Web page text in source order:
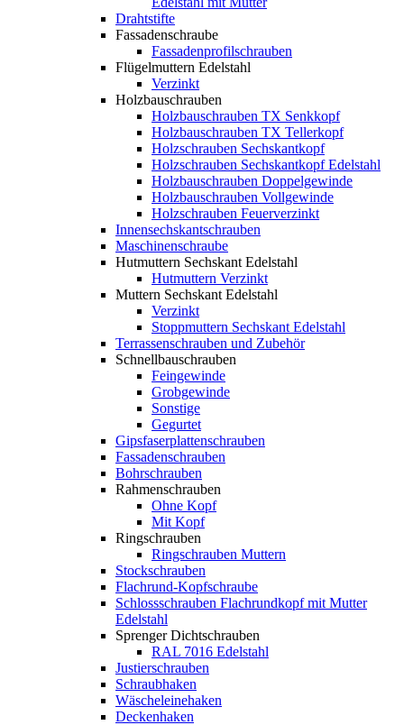
Drahtstifte
Fassadenschraube
Fassadenprofilschrauben
Flügelmuttern Edelstahl
Verzinkt
Holzbauschrauben
Holzbauschrauben TX Senkkopf
Holzbauschrauben TX Tellerkopf
Holzschrauben Sechskantkopf
Holzschrauben Sechskantkopf Edelstahl
Holzbauschrauben Doppelgewinde
Holzbauschrauben Vollgewinde
Holzschrauben Feuerverzinkt
Innensechskantschrauben
Maschinenschraube
Hutmuttern Sechskant Edelstahl
Hutmuttern Verzinkt
Muttern Sechskant Edelstahl
Verzinkt
Stoppmuttern Sechskant Edelstahl
Terrassenschrauben und Zubehör
Schnellbauschrauben
Feingewinde
Grobgewinde
Sonstige
Gegurtet
Gipsfaserplattenschrauben
Fassadenschrauben
Bohrschrauben
Rahmenschrauben
Ohne Kopf
Mit Kopf
Ringschrauben
Ringschrauben Muttern
Stockschrauben
Flachrund-Kopfschraube
Schlossschrauben Flachrundkopf mit Mutter
Edelstahl
Sprenger Dichtschrauben
RAL 7016 Edelstahl
Justierschrauben
Schraubhaken
Wäscheleinehaken
Deckenhaken